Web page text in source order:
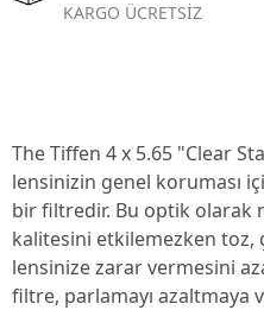
KARGO ÜCRETSİZ
TheTiffen 4 x 5.65 "Clear
lensinizin genel koruması
bir filtredir. Bu optik olarak
kalitesini etkilemezken toz,
lensinize zarar vermesini
filtre, parlamayı azaltmaya